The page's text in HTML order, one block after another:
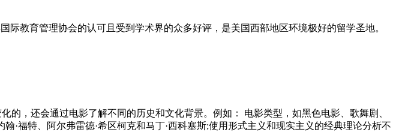
教育管理协会的认可且受到学术界的众多好评，是美国西部地区环境极好的留学圣地。
的，还会通过电影了解不同的历史和文化背景。例如： 电影类型，如黑色电影、歌舞剧、
·福特、阿尔弗雷德·希区柯克和马丁·西科塞斯;使用形式主义和现实主义的经典理论分析不